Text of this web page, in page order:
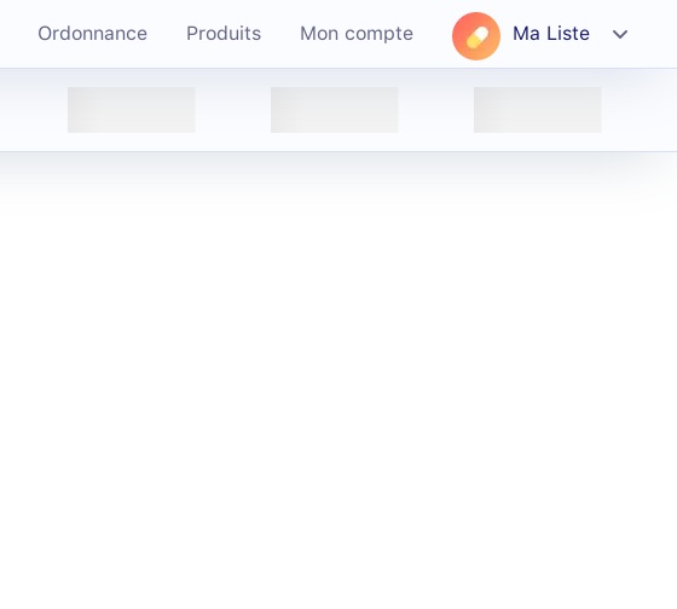
Ordonnance Produits Mon compte Ma Liste